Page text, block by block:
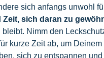
sich anfangs unwohl
Zeit, sich daran zu
Nimm den
kurze Zeit ab, um
sich zu entspannen und